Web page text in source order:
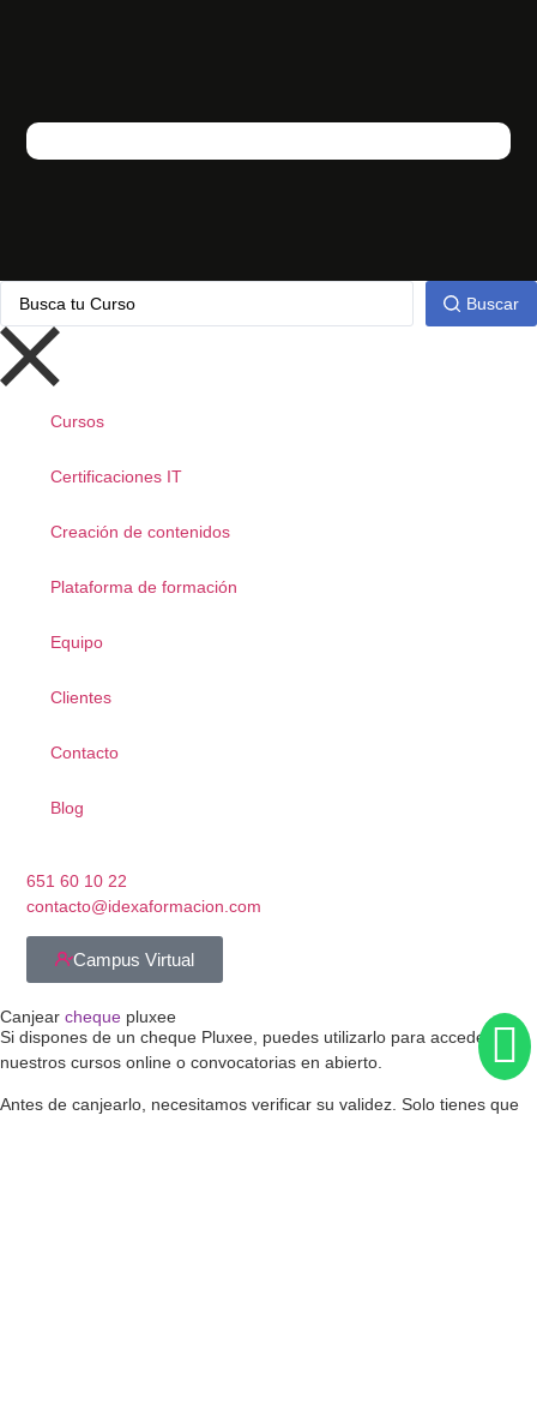
Buscar
Cursos
Certificaciones IT
Creación de contenidos
Plataforma de formación
Equipo
Clientes
Contacto
Blog
651 60 10 22
contacto@idexaformacion.com
Campus Virtual
Canjear cheque pluxee
Si dispones de un cheque Pluxee, puedes utilizarlo para acceder a
nuestros cursos online o convocatorias en abierto.
Antes de canjearlo, necesitamos verificar su validez. Solo tienes que